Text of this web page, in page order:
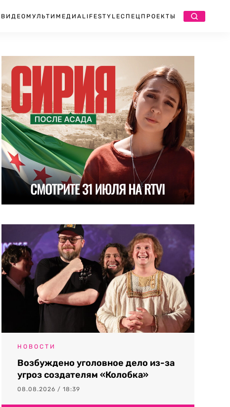
ВИДЕО МУЛЬТИМЕДИА LIFESTYLEСПЕЦПРОЕКТЫ
НОВОСТИ
Возбуждено уголовное дело из-за
угроз создателям «Колобка»
08.08.2026 / 18:39